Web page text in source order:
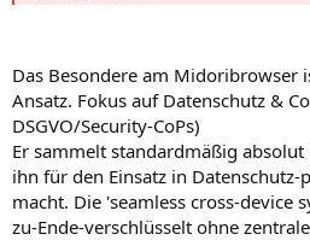
Das Besondere am Midoribrowser
Ansatz. Fokus auf Datenschutz &
DSGVO/Security-CoPs)
Er sammelt standardmäßig
ihn für den Einsatz in
macht. Die 'seamless cross-device
zu-Ende-verschlüsselt ohne